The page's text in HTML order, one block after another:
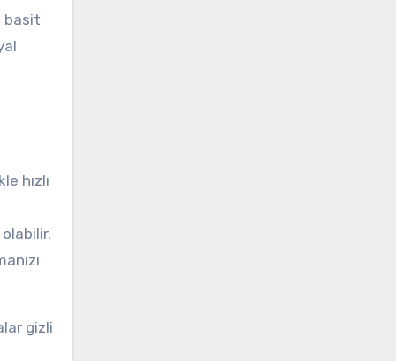
basit
hızlı
gizli